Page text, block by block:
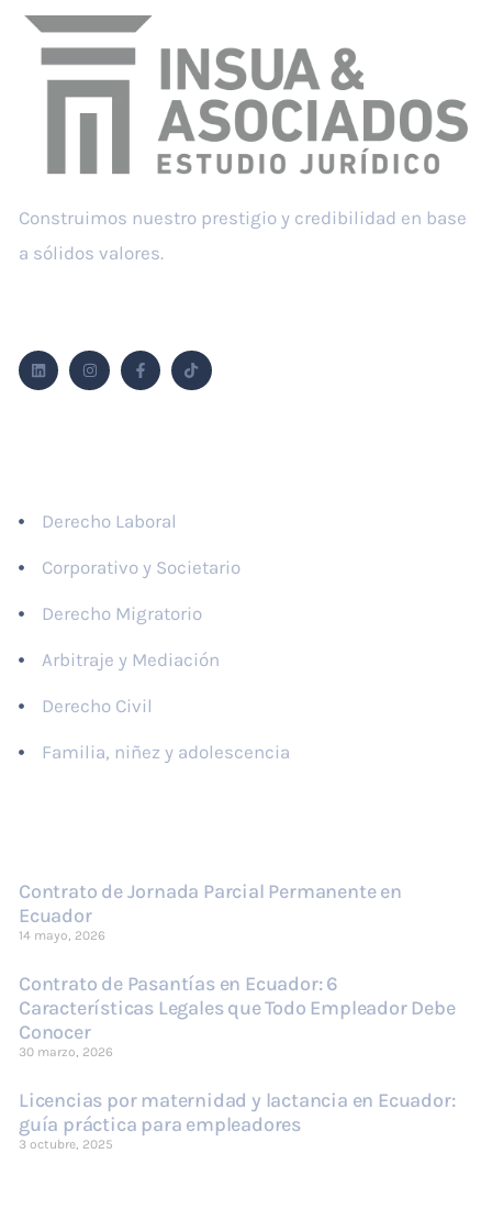
Construimos nuestro prestigio y credibilidad en base
a sólidos valores.
Derecho Laboral
Corporativo y Societario
Derecho Migratorio
Arbitraje y Mediación
Derecho Civil
Familia, niñez y adolescencia
Contrato de Jornada Parcial Permanente en
Ecuador
14 mayo, 2026
Contrato de Pasantías en Ecuador: 6
Características Legales que Todo Empleador Debe
Conocer
30 marzo, 2026
Licencias por maternidad y lactancia en Ecuador:
guía práctica para empleadores
3 octubre, 2025